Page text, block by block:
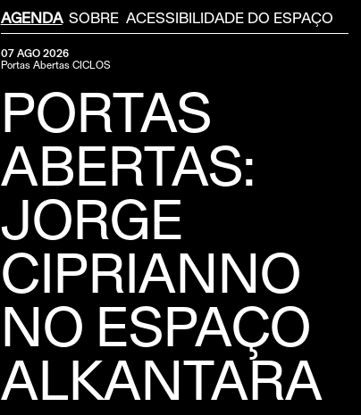
Menu Secondário
AGENDA SOBRE ACESSIBILIDADE DO ESPAÇO
07 AGO 2026
Portas AbertasCICLOS
PORTAS
ABERTAS:
JORGE
CIPRIANNO
NO ESPAÇO
ALKANTARA